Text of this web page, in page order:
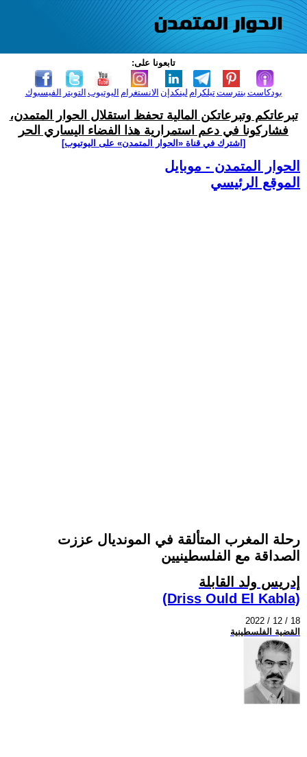
تابعونا على:
الفيسبوك التويتر اليوتيوب الانستغرام لينكدإن تيلكرامبنترست بودكاست
تبرعاتكم وتبرعاتكن المالية تحفظ استقلال الحوار المتمدن،
فشاركونا في دعم استمرارية هذا الفضاء اليساري الحر
[اشترك في قناة ‫«الحوار المتمدن» على اليوتيوب]
الحوار المتمدن - موبايل
الموقع الرئيسي
رحلة المغرب المتألقة في المونديال عززت
الصداقة مع الفلسطينيين
إدريس ولد القابلة
(Driss Ould El Kabla)
2022 / 12 / 18
القضية الفلسطينية